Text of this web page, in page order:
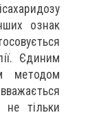
ознак
Єдиним
методом
не тільки